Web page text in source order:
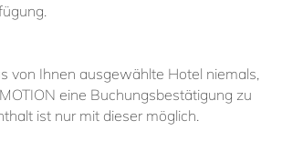
von Ih­nen aus­ge­wähl­te Ho­tel nie­mals,
ei­ne Bu­chungsbe­stä­ti­gung zu
ist nur mit die­ser mög­lich.